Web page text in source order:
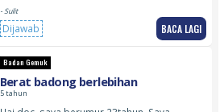
- Sulit
Dijawab BACA LAGI
Badan Gemuk
Berat badong berlebihan
5 tahun